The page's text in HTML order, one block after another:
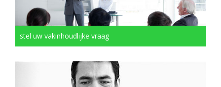
stel uw vakinhoudlijke vraag